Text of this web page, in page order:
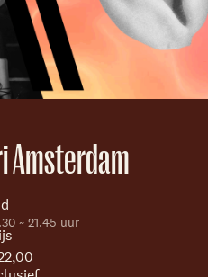
Amsterdam
~ 21.45 uur